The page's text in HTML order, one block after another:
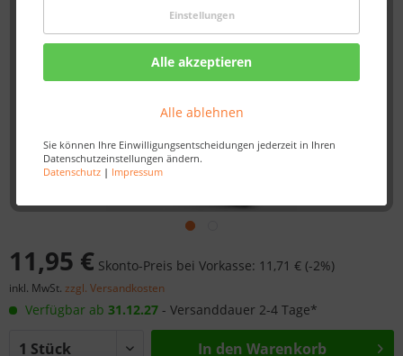
Einstellungen
Alle akzeptieren
Alle ablehnen
Sie können Ihre Einwilligungsentscheidungen jederzeit in Ihren
Datenschutzeinstellungen ändern.
Datenschutz| Impressum
11,95 € Skonto-Preis bei Vorkasse: 11,71 € (-2%)
inkl. MwSt. zzgl. Versandkosten
Verfügbar ab 31.12.27 - Versanddauer 2-4 Tage*
In den Warenkorb